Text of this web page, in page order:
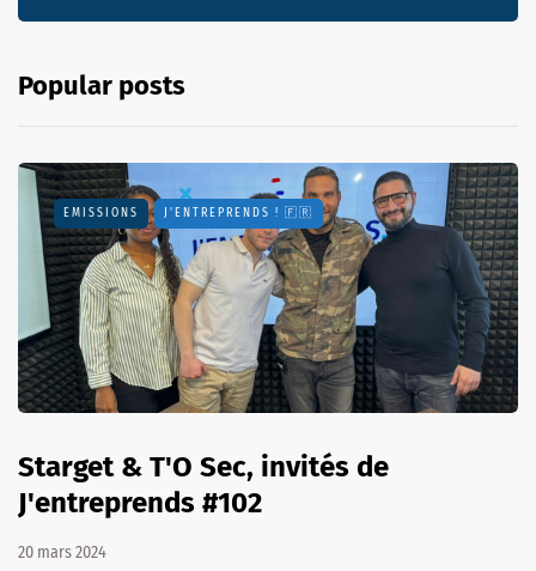
Popular posts
EMISSIONS J'ENTREPRENDS ! 🇫🇷
Starget & T'O Sec, invités de
J'entreprends #102
20 mars 2024